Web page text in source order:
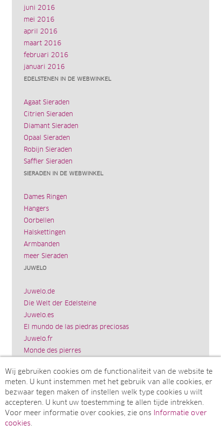
juni 2016
mei 2016
april 2016
maart 2016
februari 2016
januari 2016
EDELSTENEN IN DE WEBWINKEL
Agaat Sieraden
Citrien Sieraden
Diamant Sieraden
Opaal Sieraden
Robijn Sieraden
Saffier Sieraden
SIERADEN IN DE WEBWINKEL
Dames Ringen
Hangers
Oorbellen
Halskettingen
Armbanden
meer Sieraden
JUWELO
Juwelo.de
Die Welt der Edelsteine
Juwelo.es
El mundo de las piedras preciosas
Juwelo.fr
Monde des pierres
Il mondo delle gemme
Rocks & Co.
World of Gemstones
Ädelstenarnas Värld
Juwelo.com
Wij gebruiken cookies om de functionaliteit van de website te
meten. U kunt instemmen met het gebruik van alle cookies, er
bezwaar tegen maken of instellen welk type cookies u wilt
accepteren. U kunt uw toestemming te allen tijde intrekken.
Voor meer informatie over cookies, zie ons
Informatie over
cookies.